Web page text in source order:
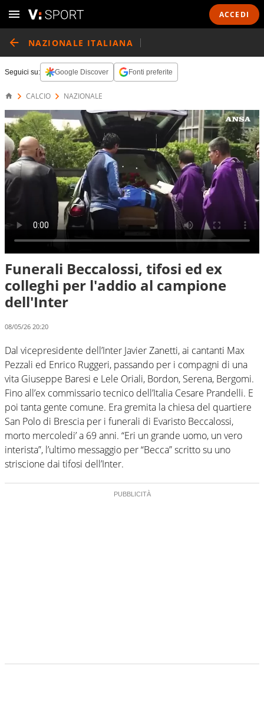
ACCEDI
NAZIONALE ITALIANA
Seguici su: Google Discover Fonti preferite
CALCIO NAZIONALE
Funerali Beccalossi, tifosi ed ex
colleghi per l'addio al campione
dell'Inter
08/05/26 20:20
Dal vicepresidente dell’Inter Javier Zanetti, ai cantanti Max
Pezzali ed Enrico Ruggeri, passando per i compagni di una
vita Giuseppe Baresi e Lele Oriali, Bordon, Serena, Bergomi.
Fino all’ex commissario tecnico dell’Italia Cesare Prandelli. E
poi tanta gente comune. Era gremita la chiesa del quartiere
San Polo di Brescia per i funerali di Evaristo Beccalossi,
morto mercoledi’ a 69 anni. “Eri un grande uomo, un vero
interista”, l’ultimo messaggio per “Becca” scritto su uno
striscione dai tifosi dell’Inter.